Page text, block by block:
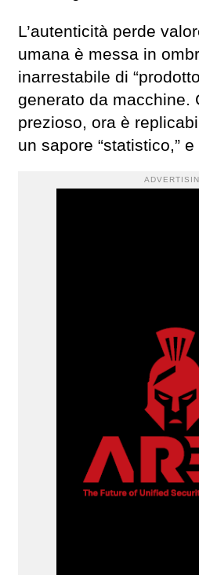
L’autenticità perde
umana è messa in
inarrestabile di
generato da macchine.
prezioso, ora è
un sapore “statistico,”